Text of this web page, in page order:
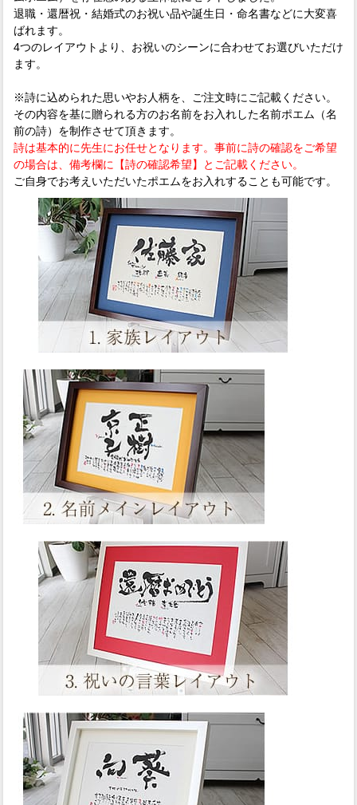
退職・還暦祝・結婚式のお祝い品や誕生日・命名書などに大変喜
ばれます。
4つのレイアウトより、お祝いのシーンに合わせてお選びいただけ
ます。
※詩に込められた思いやお人柄を、ご注文時にご記載ください。
その内容を基に贈られる方のお名前をお入れした名前ポエム（名
前の詩）を制作させて頂きます。
詩は基本的に先生にお任せとなります。事前に詩の確認をご希望
の場合は、備考欄に【詩の確認希望】とご記載ください。
ご自身でお考えいただいたポエムをお入れすることも可能です。